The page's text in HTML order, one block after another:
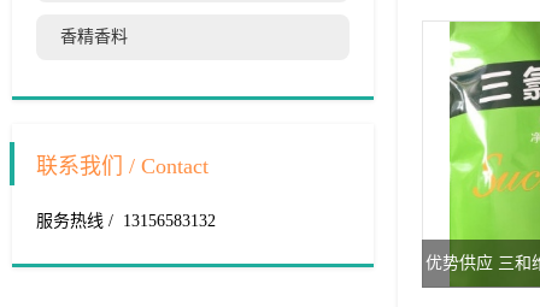
香精香料
联系我们 / Contact
服务热线 / 13156583132
优势供应 三和